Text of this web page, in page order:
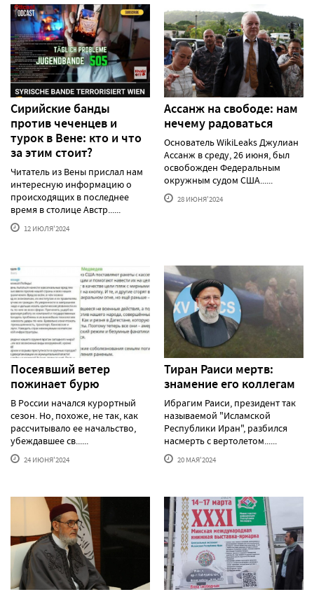
Сирийские банды
против чеченцев и
турок в Вене: кто и что
за этим стоит?
Читатель из Вены прислал нам
интересную информацию о
происходящих в последнее
время в столице Австр......
12 ИЮЛЯ'2024
Ассанж на свободе: нам
нечему радоваться
Основатель WikiLeaks Джулиан
Ассанж в среду, 26 июня, был
освобожден Федеральным
окружным судом США......
28 ИЮНЯ'2024
Посеявший ветер
пожинает бурю
В России начался курортный
сезон. Но, похоже, не так, как
рассчитывало ее начальство,
убеждавшее св......
24 ИЮНЯ'2024
Тиран Раиси мертв:
знамение его коллегам
Ибрагим Раиси, президент так
называемой "Исламской
Республики Иран", разбился
насмерть с вертолетом......
20 МАЯ'2024